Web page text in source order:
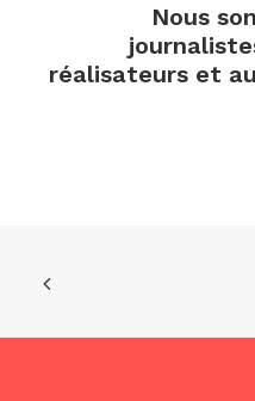
Nous
réalisateurs et